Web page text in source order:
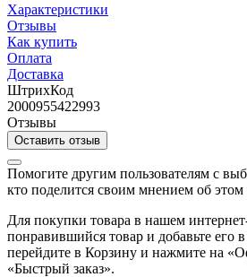
Характеристики
Отзывы
Как купить
Оплата
Доставка
ШтрихКод
2000955422993
Отзывы
Оставить отзыв
Помогите другим пользователям с
кто поделится своим мнением об этом
Для покупки товара в нашем
понравившийся товар и добавьте его
перейдите в Корзину и нажмите на
«Быстрый заказ».